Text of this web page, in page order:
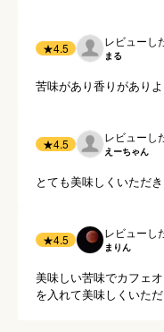
★4.5 レビューし
まる
苦味があり香りがありよ
★4.5 レビューし
えーちゃん
とても美味しくいただき
★4.5 レビューし
まりん
美味しい苦味でカフェ
を入れて美味しくいただ